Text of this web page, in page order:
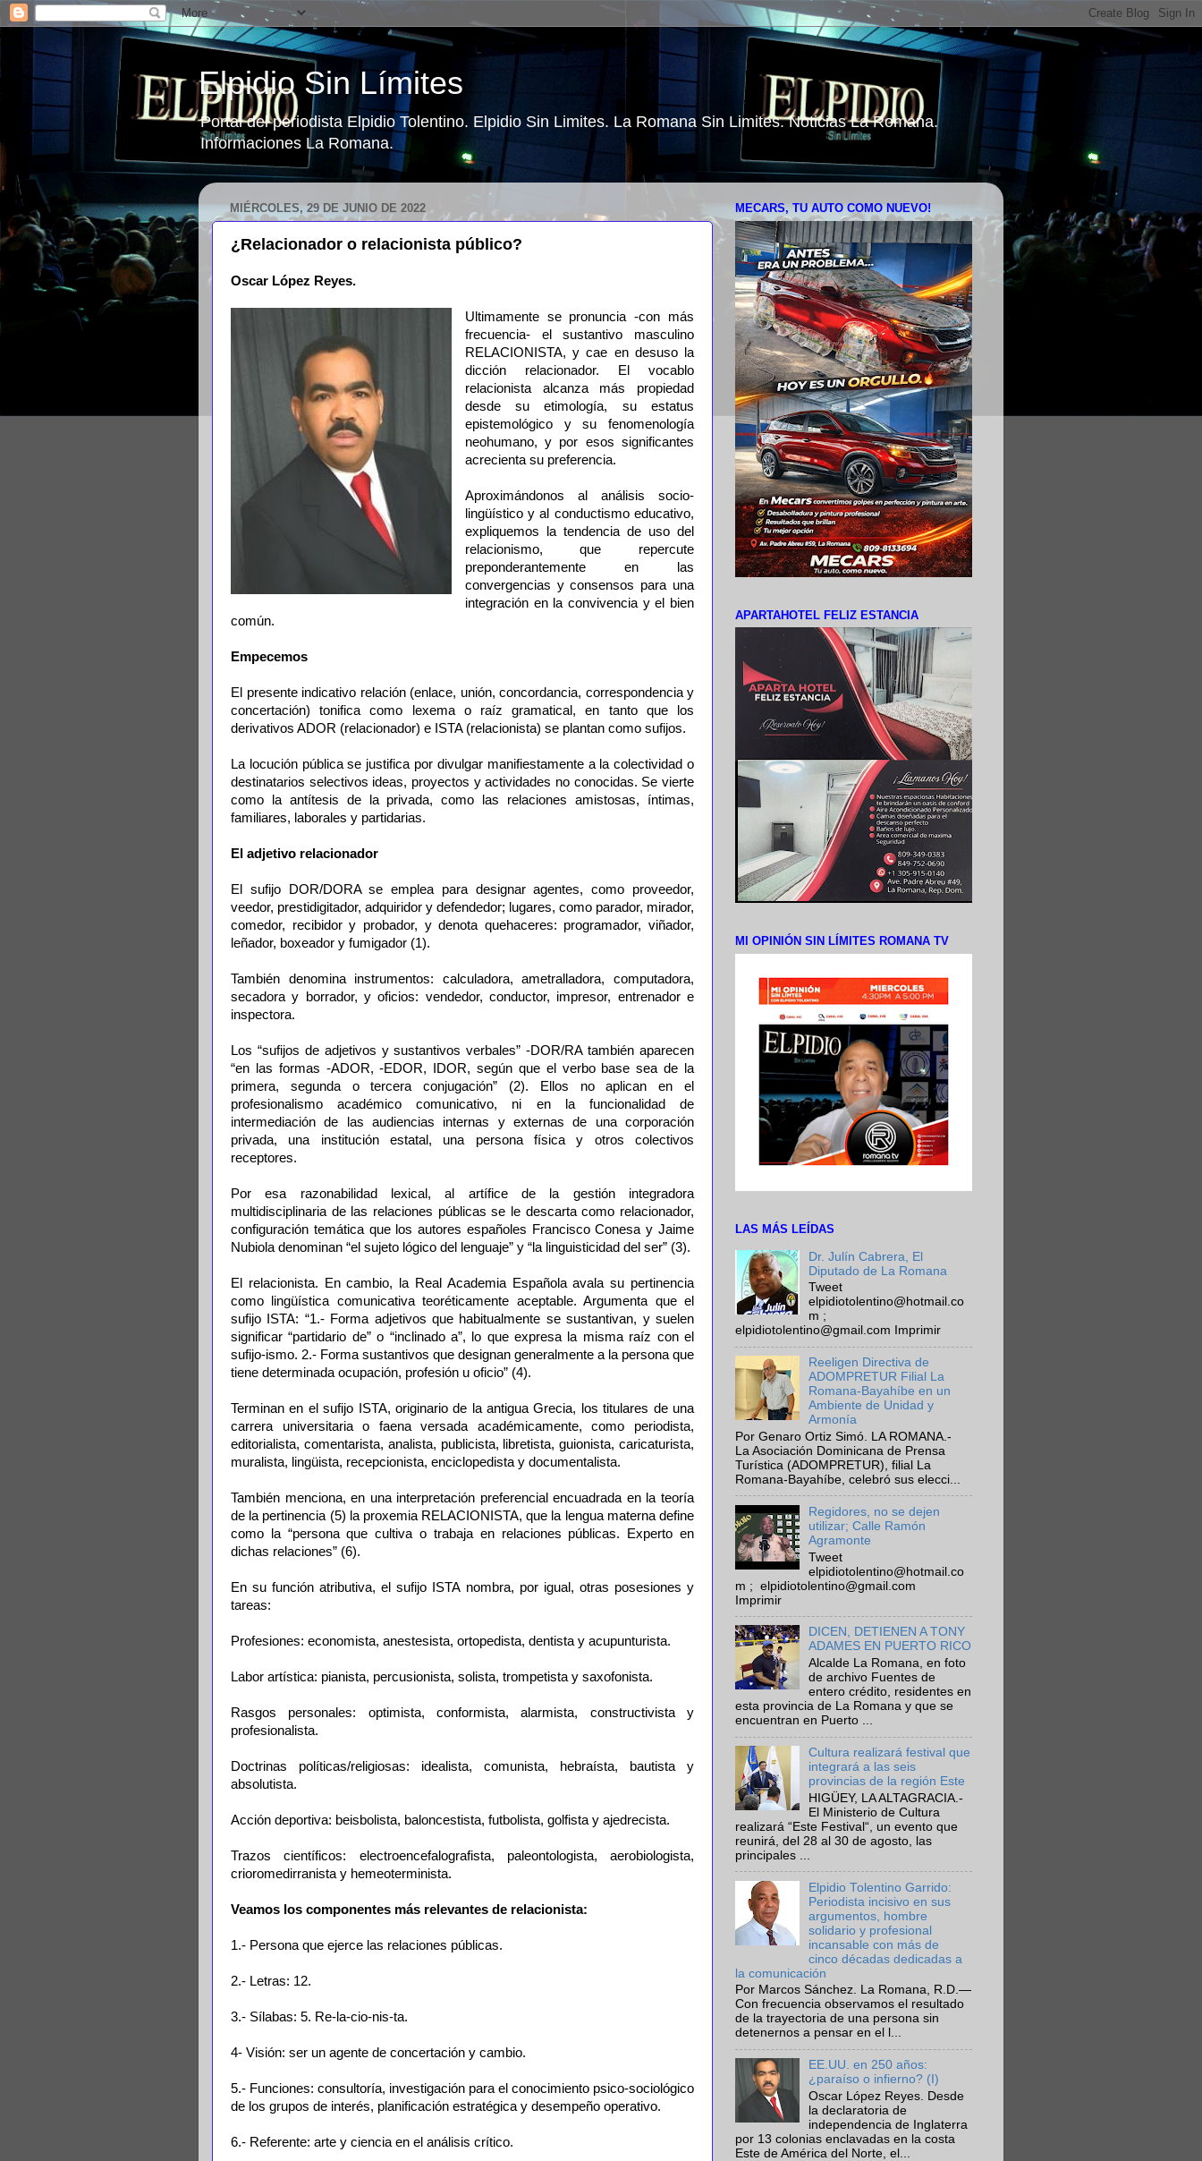
Elpidio Sin Límites
Portal del periodista Elpidio Tolentino. Elpidio Sin Limites. La Romana Sin Limites. Noticias La Romana.
Informaciones La Romana.
MIÉRCOLES, 29 DE JUNIO DE 2022
¿Relacionador o relacionista público?
Oscar López Reyes.
Ultimamente se pronuncia -con más
frecuencia- el sustantivo masculino
RELACIONISTA, y cae en desuso la
dicción relacionador. El vocablo
relacionista alcanza más propiedad
desde su etimología, su estatus
epistemológico y su fenomenología
neohumano, y por esos significantes
acrecienta su preferencia.
Aproximándonos al análisis socio-
lingüístico y al conductismo educativo,
expliquemos la tendencia de uso del
relacionismo, que repercute
preponderantemente en las
convergencias y consensos para una
integración en la convivencia y el bien
común.
Empecemos
El presente indicativo relación (enlace, unión, concordancia, correspondencia y
concertación) tonifica como lexema o raíz gramatical, en tanto que los
derivativos ADOR (relacionador) e ISTA (relacionista) se plantan como sufijos.
La locución pública se justifica por divulgar manifiestamente a la colectividad o
destinatarios selectivos ideas, proyectos y actividades no conocidas. Se vierte
como la antítesis de la privada, como las relaciones amistosas, íntimas,
familiares, laborales y partidarias.
El adjetivo relacionador
El sufijo DOR/DORA se emplea para designar agentes, como proveedor,
veedor, prestidigitador, adquiridor y defendedor; lugares, como parador, mirador,
comedor, recibidor y probador, y denota quehaceres: programador, viñador,
leñador, boxeador y fumigador (1).
También denomina instrumentos: calculadora, ametralladora, computadora,
secadora y borrador, y oficios: vendedor, conductor, impresor, entrenador e
inspectora.
Los “sufijos de adjetivos y sustantivos verbales” -DOR/RA también aparecen
“en las formas -ADOR, -EDOR, IDOR, según que el verbo base sea de la
primera, segunda o tercera conjugación” (2). Ellos no aplican en el
profesionalismo académico comunicativo, ni en la funcionalidad de
intermediación de las audiencias internas y externas de una corporación
privada, una institución estatal, una persona física y otros colectivos
receptores.
Por esa razonabilidad lexical, al artífice de la gestión integradora
multidisciplinaria de las relaciones públicas se le descarta como relacionador,
configuración temática que los autores españoles Francisco Conesa y Jaime
Nubiola denominan “el sujeto lógico del lenguaje” y “la linguisticidad del ser” (3).
El relacionista. En cambio, la Real Academia Española avala su pertinencia
como lingüística comunicativa teoréticamente aceptable. Argumenta que el
sufijo ISTA: “1.- Forma adjetivos que habitualmente se sustantivan, y suelen
significar “partidario de” o “inclinado a”, lo que expresa la misma raíz con el
sufijo-ismo. 2.- Forma sustantivos que designan generalmente a la persona que
tiene determinada ocupación, profesión u oficio” (4).
Terminan en el sufijo ISTA, originario de la antigua Grecia, los titulares de una
carrera universitaria o faena versada académicamente, como periodista,
editorialista, comentarista, analista, publicista, libretista, guionista, caricaturista,
muralista, lingüista, recepcionista, enciclopedista y documentalista.
También menciona, en una interpretación preferencial encuadrada en la teoría
de la pertinencia (5) la proxemia RELACIONISTA, que la lengua materna define
como la “persona que cultiva o trabaja en relaciones públicas. Experto en
dichas relaciones” (6).
En su función atributiva, el sufijo ISTA nombra, por igual, otras posesiones y
tareas:
Profesiones: economista, anestesista, ortopedista, dentista y acupunturista.
Labor artística: pianista, percusionista, solista, trompetista y saxofonista.
Rasgos personales: optimista, conformista, alarmista, constructivista y
profesionalista.
Doctrinas políticas/religiosas: idealista, comunista, hebraísta, bautista y
absolutista.
Acción deportiva: beisbolista, baloncestista, futbolista, golfista y ajedrecista.
Trazos científicos: electroencefalografista, paleontologista, aerobiologista,
crioromedirranista y hemeoterminista.
Veamos los componentes más relevantes de relacionista:
1.- Persona que ejerce las relaciones públicas.
2.- Letras: 12.
3.- Sílabas: 5. Re-la-cio-nis-ta.
4- Visión: ser un agente de concertación y cambio.
5.- Funciones: consultoría, investigación para el conocimiento psico-sociológico
de los grupos de interés, planificación estratégica y desempeño operativo.
6.- Referente: arte y ciencia en el análisis crítico.
MECARS, TU AUTO COMO NUEVO!
APARTAHOTEL FELIZ ESTANCIA
MI OPINIÓN SIN LÍMITES ROMANA TV
LAS MÁS LEÍDAS
Dr. Julín Cabrera, El
Diputado de La Romana
Tweet
elpidiotolentino@hotmail.co
m ;
elpidiotolentino@gmail.com Imprimir
Reeligen Directiva de
ADOMPRETUR Filial La
Romana-Bayahíbe en un
Ambiente de Unidad y
Armonía
Por Genaro Ortiz Simó. LA ROMANA.-
La Asociación Dominicana de Prensa
Turística (ADOMPRETUR), filial La
Romana-Bayahíbe, celebró sus elecci...
Regidores, no se dejen
utilizar; Calle Ramón
Agramonte
Tweet
elpidiotolentino@hotmail.co
m ; elpidiotolentino@gmail.com
Imprimir
DICEN, DETIENEN A TONY
ADAMES EN PUERTO RICO
Alcalde La Romana, en foto
de archivo Fuentes de
entero crédito, residentes en
esta provincia de La Romana y que se
encuentran en Puerto ...
Cultura realizará festival que
integrará a las seis
provincias de la región Este
HIGÜEY, LA ALTAGRACIA.-
El Ministerio de Cultura
realizará “Este Festival“, un evento que
reunirá, del 28 al 30 de agosto, las
principales ...
Elpidio Tolentino Garrido:
Periodista incisivo en sus
argumentos, hombre
solidario y profesional
incansable con más de
cinco décadas dedicadas a
la comunicación
Por Marcos Sánchez. La Romana, R.D.—
Con frecuencia observamos el resultado
de la trayectoria de una persona sin
detenernos a pensar en el l...
EE.UU. en 250 años:
¿paraíso o infierno? (I)
Oscar López Reyes. Desde
la declaratoria de
independencia de Inglaterra
por 13 colonias enclavadas en la costa
Este de América del Norte, el...